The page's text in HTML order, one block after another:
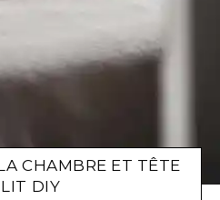
CHAMBRE ET TÊTE
DIY